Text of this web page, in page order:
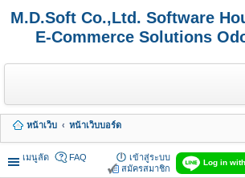
M.D.Soft Co.,Ltd. Software
E-Commerce Solutions
หน้าเว็บ
หน้าเว็บบอร์ด
เมนูลัด
Log in
FAQ
เข้าสู่ระบบ
สมัครสมาชิก